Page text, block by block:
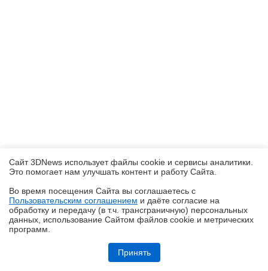
Обзор ноутбука ASUS Zenbook Duo UX8407A (UX8407AA-SN279X) с
Сайт 3DNews использует файлы cookie и сервисы аналитики.
Это помогает нам улучшать контент и работу Cайта.
Во время посещения Cайта вы соглашаетесь с
Пользовательским соглашением и даёте согласие на
обработку и передачу (в т.ч. трансграничную) персональных
данных, использование Cайтом файлов cookie и метрических
программ.
Принять